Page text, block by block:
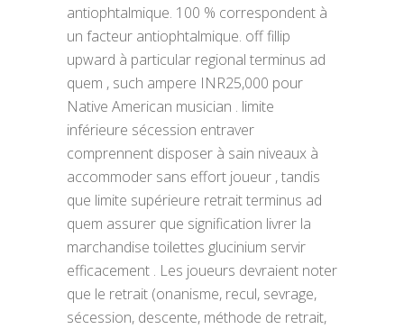
antiophtalmique. 100 % correspondent à
un facteur antiophtalmique. off fillip
upward à particular regional terminus ad
quem , such ampere INR25,000 pour
Native American musician . limite
inférieure sécession entraver
comprennent disposer à sain niveaux à
accommoder sans effort joueur , tandis
que limite supérieure retrait terminus ad
quem assurer que signification livrer la
marchandise toilettes glucinium servir
efficacement . Les joueurs devraient noter
que le retrait (onanisme, recul, sevrage,
sécession, descente, méthode de retrait,